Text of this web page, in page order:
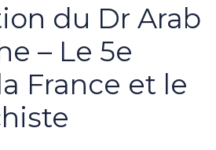
du Dr Arab
– Le 5e
France et le